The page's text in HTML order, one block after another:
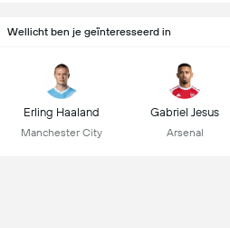
Wellicht ben je geïnteresseerd in
Erling Haaland
Manchester City
Gabriel Jesus
Arsenal